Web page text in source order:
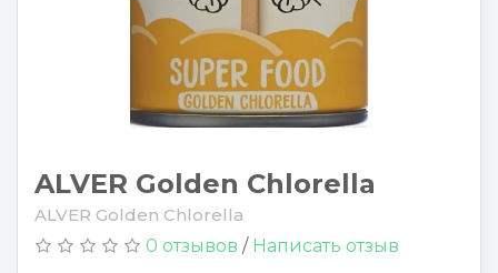
ALVER Golden Chlorella
ALVER Golden Chlorella
0 отзывов / Написать отзыв